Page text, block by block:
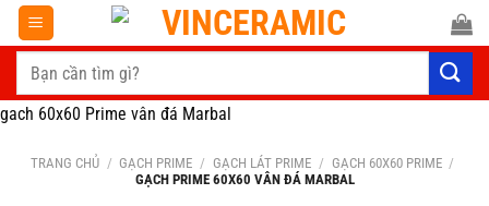
Chuyển
đến
dung
Tìm
kiếm:
gach 60x60 Prime vân đá Marbal
TRANG CHỦ / GẠCH PRIME / GẠCH LÁT PRIME / GẠCH 60X60 PRIME /
GẠCH PRIME 60X60 VÂN ĐÁ MARBAL